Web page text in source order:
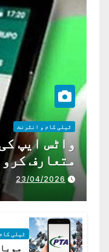
ٹیلی کام و انٹرنٹ
واٹس ایپ کی
متعارف
23/04/2026
ٹیلی